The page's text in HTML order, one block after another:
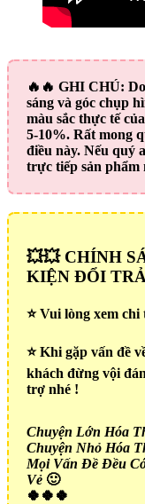
🔥🔥 GHI CHÚ:
sáng và góc chụp
màu sắc thực tế
5-10%. Rất mong
điều này. Nếu quý
trực tiếp sản phẩm
💥💥 CHÍNH
KIỆN ĐỔI
⭐️ Vui lòng xem chi
⭐️ Khi gặp vấn đề
khách đừng vội
trợ nhé !
Chuyện Lớn Hóa
Chuyện Nhỏ Hóa
Mọi Vấn Đề Đều
Vẻ 🙂
🍀🍀🍀